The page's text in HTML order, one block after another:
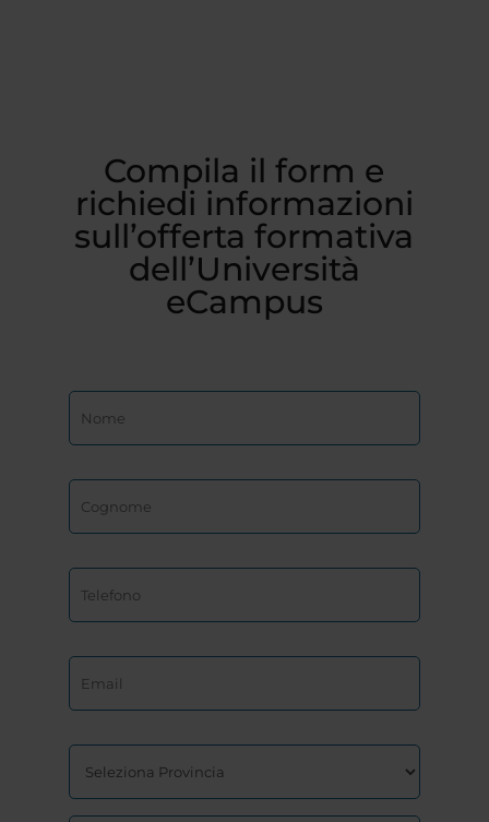
Compila il form e
richiedi informazioni
sull’offerta formativa
dell’Università
eCampus